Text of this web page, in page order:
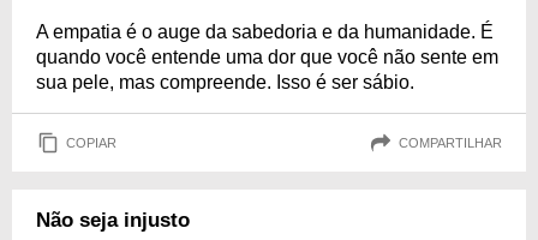
A empatia é o auge da sabedoria e da humanidade. É
quando você entende uma dor que você não sente em
sua pele, mas compreende. Isso é ser sábio.
COPIAR COMPARTILHAR
Não seja injusto